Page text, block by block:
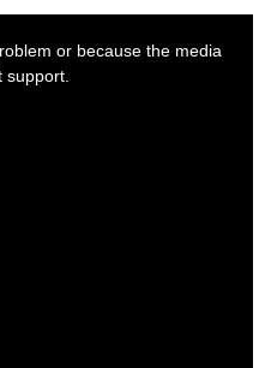
or because the media